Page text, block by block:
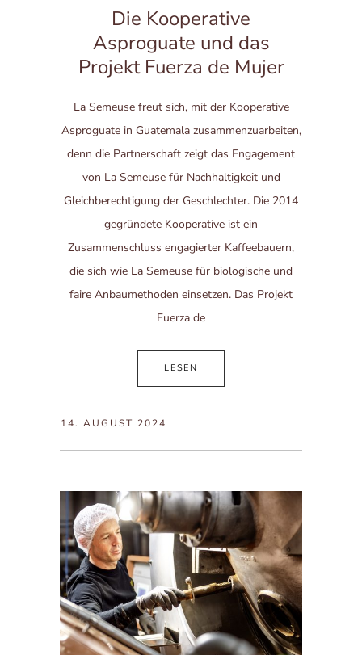
Die Kooperative
Asproguate und das
Projekt Fuerza de Mujer
La Semeuse freut sich, mit der Kooperative
Asproguate in Guatemala zusammenzuarbeiten,
denn die Partnerschaft zeigt das Engagement
von La Semeuse für Nachhaltigkeit und
Gleichberechtigung der Geschlechter. Die 2014
gegründete Kooperative ist ein
Zusammenschluss engagierter Kaffeebauern,
die sich wie La Semeuse für biologische und
faire Anbaumethoden einsetzen. Das Projekt
Fuerza de
LESEN
14. AUGUST 2024